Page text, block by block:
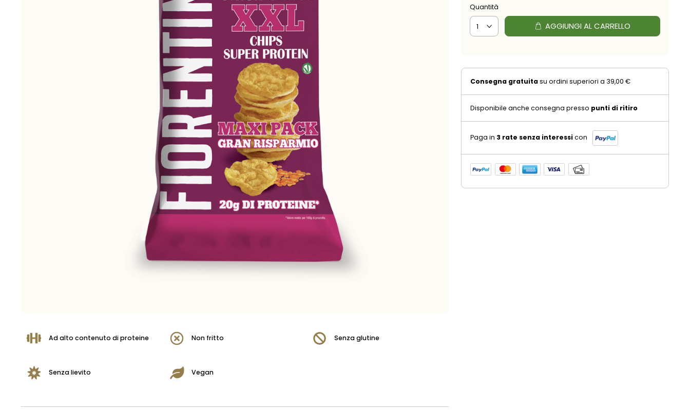
Quantità
AGGIUNGI AL CARRELLO
Consegna gratuitasu ordini superiori a 39,00 €
Disponibile anche consegna presso punti di ritiro
Paga in 3 rate senza interessicon
Ad alto contenuto di proteine Non fritto Senza glutine
Senza lievito Vegan